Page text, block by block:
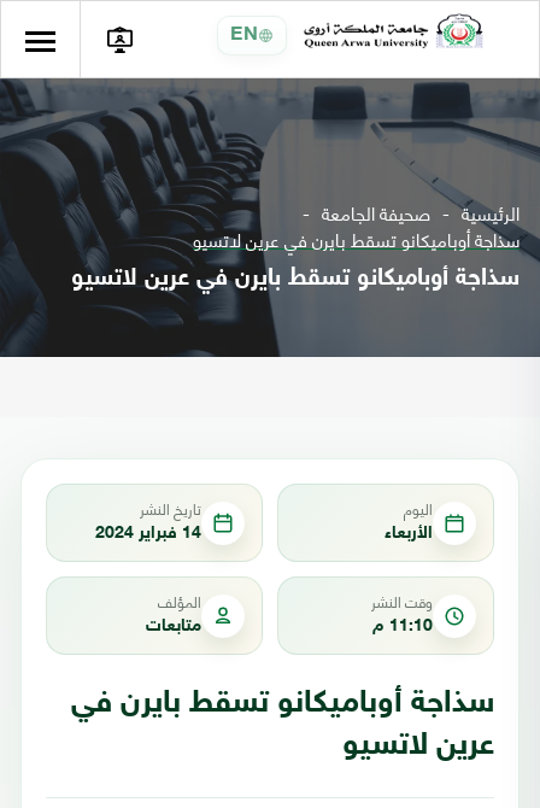
EN
الرئيسية صحيفة الجامعة
سذاجة أوباميكانو تسقط بايرن في عرين لاتسيو
سذاجة أوباميكانو تسقط بايرن في عرين لاتسيو
اليوم
الأربعاء
تاريخ النشر
14 فبراير 2024
وقت النشر
11:10 م
المؤلف
متابعات
سذاجة أوباميكانو تسقط بايرن في
عرين لاتسيو